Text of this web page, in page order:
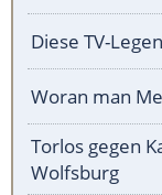
Diese TV-
Woran man
Torlos gegen
Wolfsburg